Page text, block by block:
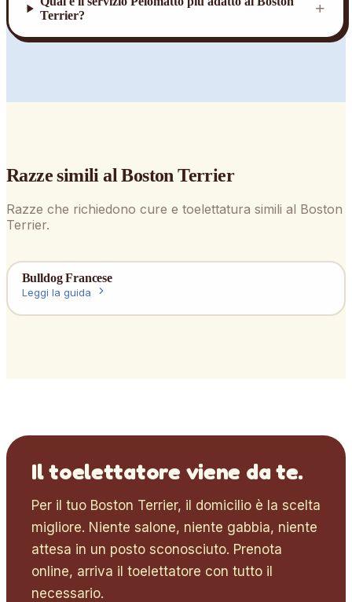
Terrier?
+
Razze simili alBoston Terrier
Razze che richiedono cure e toelettatura simili al Boston
Terrier.
Bulldog Francese
Leggi la guida
Il toelettatore viene da te.
Per il tuo Boston Terrier, il domicilio è la scelta
migliore. Niente salone, niente gabbia, niente
attesa in un posto sconosciuto. Prenota
online, arriva il toelettatore con tutto il
necessario.